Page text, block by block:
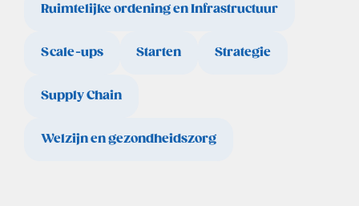
Ruimtelijke ordening en Infrastructuur
Scale-ups Starten Strategie
Supply Chain
Welzijn en gezondheidszorg